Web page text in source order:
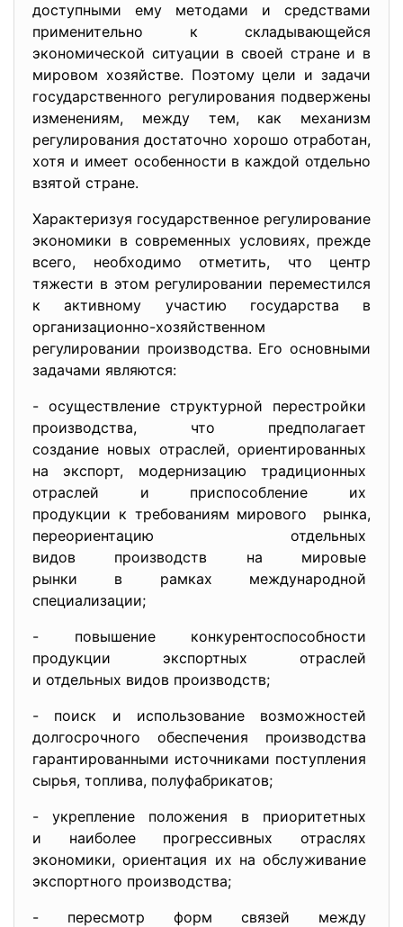
доступными ему методами и средствами
применительно к складывающейся
экономической ситуации в своей стране и в
мировом хозяйстве. Поэтому цели и задачи
государственного регулирования подвержены
изменениям, между тем, как механизм
регулирования достаточно хорошо отработан,
хотя и имеет особенности в каждой отдельно
взятой стране.
Характеризуя государственное регулирование
экономики в современных условиях, прежде
всего, необходимо отметить, что центр
тяжести в этом регулировании переместился
к активному участию государства в
организационно-хозяйственном
регулировании производства. Его основными
задачами являются:
- осуществление структурной перестройки
производства, что предполагает
создание новых отраслей, ориентированных
на экспорт, модернизацию традиционных
отраслей и приспособление их
продукции к требованиям мирового рынка,
переориентацию отдельных
видов производств на мировые
рынки в рамках международной
специализации;
- повышение конкурентоспособности
продукции экспортных отраслей
и отдельных видов производств;
- поиск и использование возможностей
долгосрочного обеспечения производства
гарантированными источниками поступления
сырья, топлива, полуфабрикатов;
- укрепление положения в приоритетных
и наиболее прогрессивных отраслях
экономики, ориентация их на обслуживание
экспортного производства;
- пересмотр форм связей между